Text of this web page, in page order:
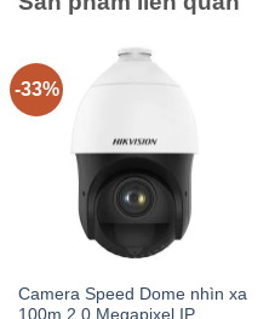
-33%
Camera Speed Dome nhìn xa
100m 2.0 Megapixel IP